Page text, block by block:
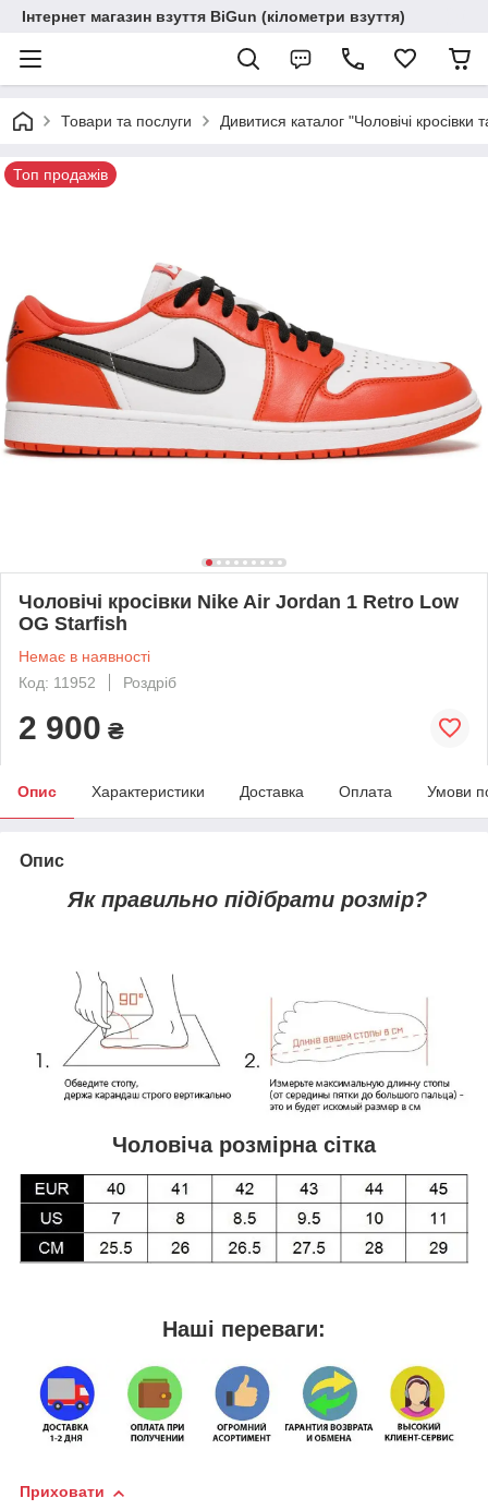
Інтернет магазин взуття BiGun (кілометри взуття)
Товари та послуги Дивитися каталог "Чоловічі кросівки
Топ продажів
Чоловічі кросівки Nike Air Jordan 1 Retro Low
OG Starfish
Немає в наявності
Код: 11952
Роздріб
2 900 ₴
Опис Характеристики Доставка Оплата Умови
Опис
Як правильно підібрати розмір?
Чоловіча розмірна сітка
Наші переваги:
Приховати